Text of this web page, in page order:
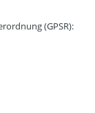
(GPSR):